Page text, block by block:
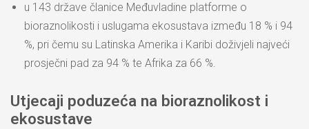
u 143 države članice Međuvladine platforme o
bioraznolikosti i uslugama ekosustava između 18 % i 94
%, pri čemu su Latinska Amerika i Karibi doživjeli najveći
prosječni pad za 94 % te Afrika za 66 %.
Utjecaji poduzeća na bioraznolikost i
ekosustave